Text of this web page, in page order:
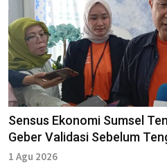
Sensus Ekonomi Sumsel
Geber Validasi Sebelum
1 Agu 2026